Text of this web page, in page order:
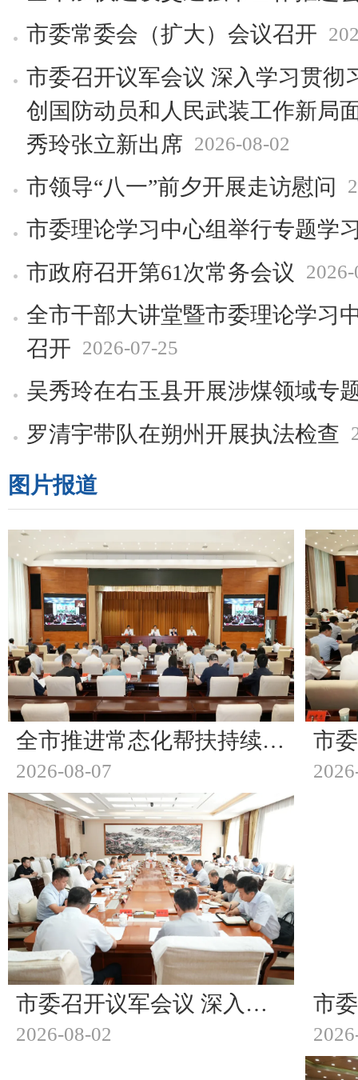
市委常委会（扩大）会议召开
市委召开议军会议 深入学习贯彻
创国防动员和人民武装工作新局
秀玲张立新出席 2026-08-02
市领导“八一”前夕开展走访慰问
市委理论学习中心组举行专题学
市政府召开第61次常务会议
全市干部大讲堂暨市委理论学习
召开 2026-07-25
吴秀玲在右玉县开展涉煤领域专
罗清宇带队在朔州开展执法检查
图片报道
全市推进常态化帮扶持续巩固拓展脱贫攻坚成果工作会议召开
2026-08-07
市委召开议军会议 深入学习贯彻习近平强军思想 奋力开创国防动员和人民武装工作新局面 王帅红主持并讲话 吴秀玲张立新出席
2026-08-02